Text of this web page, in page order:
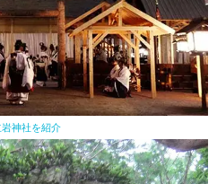
神社を紹介